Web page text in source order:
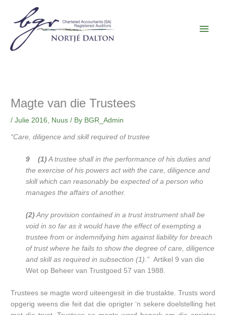
content
Magte van die Trustees
/Julie 2016 Nuus / By BGR_Admin
“Care, diligence and skill required of trustee
9 (1)A trustee shall in the performance of his duties and
the exercise of hispowers act with the care, diligence and
skill which can reasonably be expected of aperson who
manages the affairs of another.
(2)Any provision contained in a trust instrument shall be
void in so far as it wouldhave the effect of exempting a
trustee from or indemnifying him against liability forbreach
of trust where he fails to show the degree of care, diligence
and skill asrequired in subsection (1).”Artikel 9 van die
Wet op Beheer van Trustgoed 57 van 1988.
Trustees se magte word uiteengesit in die trustakte. Trusts word
opgerig weens die feit dat die oprigter ‘n sekere doelstelling het